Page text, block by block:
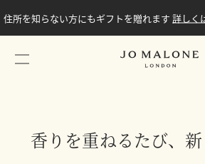
住所を知らない方にもギフトを贈れます 詳しく
香りを重ねるたび、